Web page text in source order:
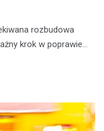
rozbudowa
krok w poprawie…